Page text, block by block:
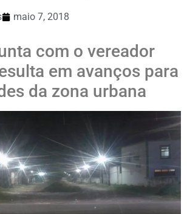
maio 7, 2018
com o vereador
em avanços para
da zona urbana